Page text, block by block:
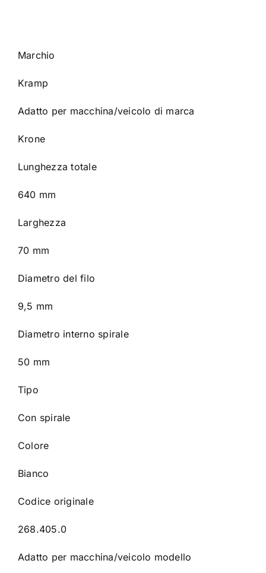
Marchio
Kramp
Adatto per macchina/veicolo di marca
Krone
Lunghezza totale
640 mm
Larghezza
70 mm
Diametro del filo
9,5 mm
Diametro interno spirale
50 mm
Tipo
Con spirale
Colore
Bianco
Codice originale
268.405.0
Adatto per macchina/veicolo modello